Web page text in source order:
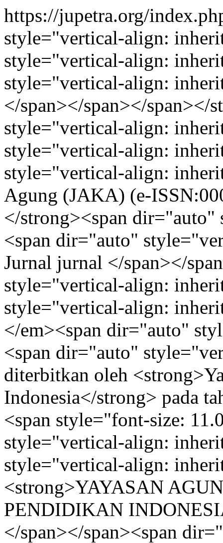
https://jupetra.org/
style="vertical-align:
style="vertical-align:
style="vertical-align:
</span></span></span></
style="vertical-align:
style="vertical-align:
style="vertical-align:
Agung (JAKA) (e-
</strong><span
<span dir="auto"
Jurnal jurnal </span></
style="vertical-align:
style="vertical-align:
</em><span dir="auto"
<span dir="auto"
diterbitkan oleh
Indonesia</strong> pada
<span style="font-size:
style="vertical-align:
style="vertical-align:
<strong>YAYASAN
PENDIDIKAN
</span></span><span